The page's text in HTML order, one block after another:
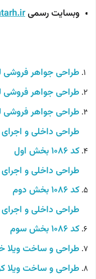
وبسایت رسمی
طراحی جواهر فروشی
طراحی جواهر فروشی
طراحی جواهر فروشی
طراحی داخلی و
کد 1086 بخش اول
طراحی داخلی و
کد 1086 بخش دوم
طراحی داخلی و
کد 1086 بخش سوم
طراحی و ساخت ویلا
طراحی و ساخت ویلا